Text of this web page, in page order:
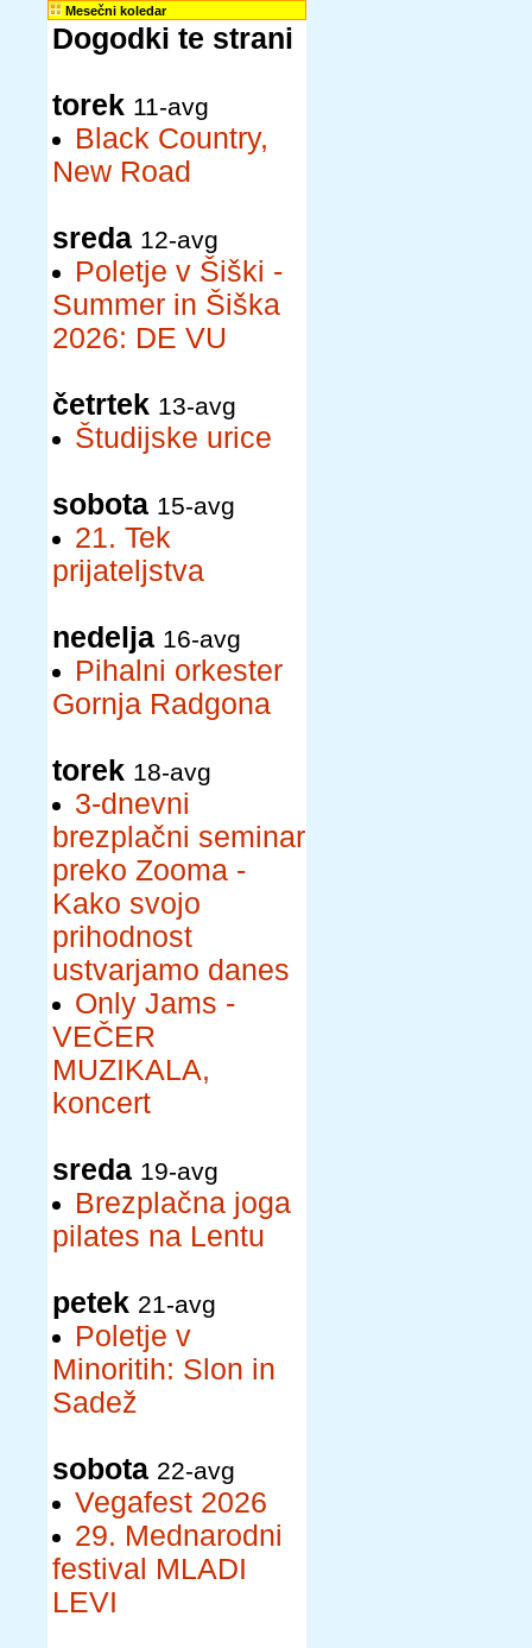
Mesečni koledar
Dogodki te strani
torek 11-avg
Black Country,
New Road
sreda 12-avg
Poletje v Šiški -
Summer in Šiška
2026: DE VU
četrtek 13-avg
Študijske urice
sobota 15-avg
21. Tek
prijateljstva
nedelja 16-avg
Pihalni orkester
Gornja Radgona
torek 18-avg
3-dnevni
brezplačni seminar
preko Zooma -
Kako svojo
prihodnost
ustvarjamo danes
Only Jams -
VEČER
MUZIKALA,
koncert
sreda 19-avg
Brezplačna joga
pilates na Lentu
petek 21-avg
Poletje v
Minoritih: Slon in
Sadež
sobota 22-avg
Vegafest 2026
29. Mednarodni
festival MLADI
LEVI